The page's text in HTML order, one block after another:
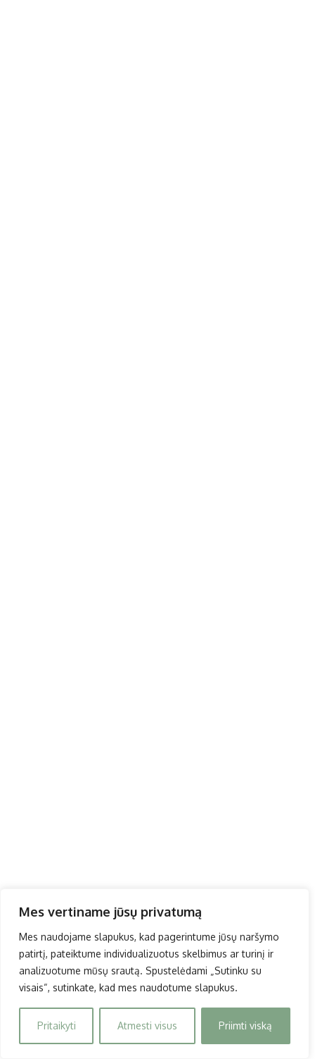
Mes vertiname jūsų privatumą
Mes naudojame slapukus, kad pagerintume jūsų naršymo
patirtį, pateiktume individualizuotus skelbimus ar turinį ir
analizuotume mūsų srautą. Spustelėdami „Sutinku su
visais“, sutinkate, kad mes naudotume slapukus.
Pritaikyti Atmesti visus Priimti viską